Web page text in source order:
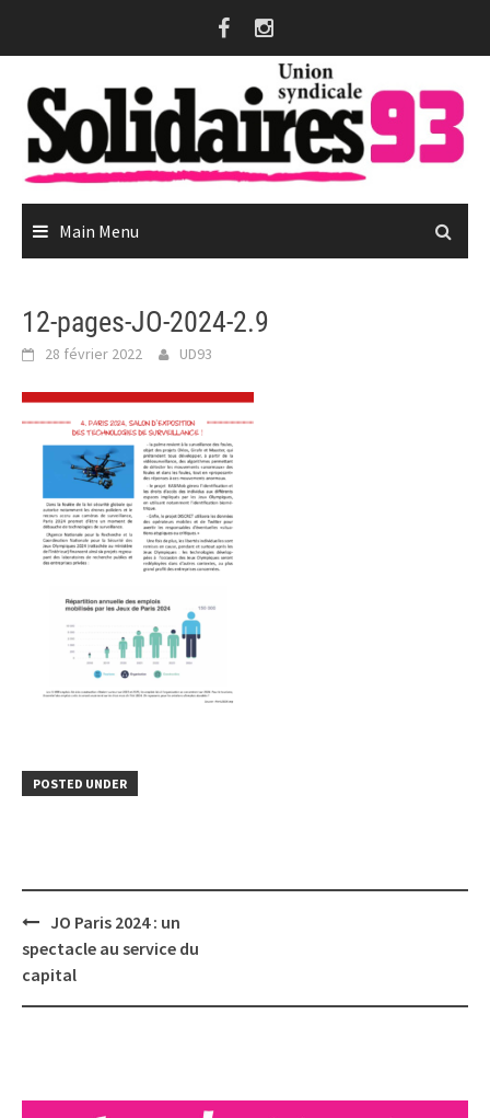
Main Menu
12-pages-JO-2024-2.9
28 février 2022 UD93
POSTED UNDER
Post
navigation
JO Paris 2024 : un
spectacle au service du
capital